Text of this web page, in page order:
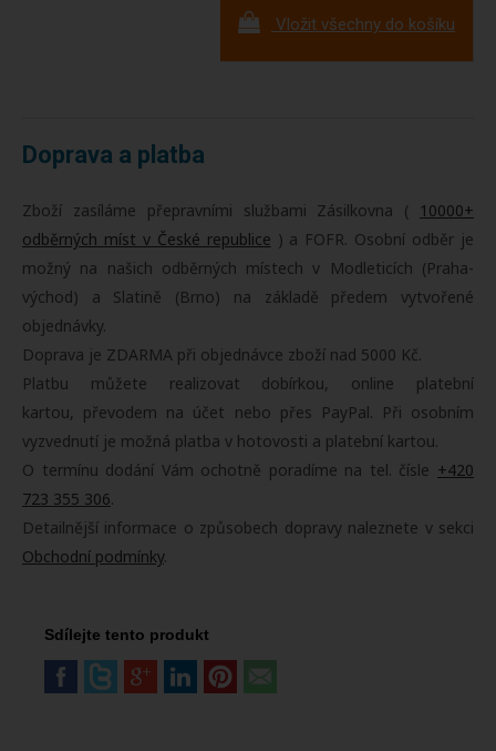
Vložit všechny do košíku
Doprava a platba
Zboží zasíláme přepravními službami Zásilkovna (
10000+
odběrných míst v České republice ) a FOFR. Osobní odběr je
možný na našich odběrných místech v Modleticích (Praha-
východ) a Slatině (Brno) na základě předem vytvořené
objednávky.
Doprava je ZDARMA při objednávce zboží nad 5000 Kč.
Platbu můžete realizovat dobírkou, online platební
kartou, převodem na účet nebo přes PayPal. Při osobním
vyzvednutí je možná platba v hotovosti a platební kartou.
O termínu dodání Vám ochotně poradíme na tel. čísle +420
723 355 306.
Detailnější informace o způsobech dopravy naleznete v sekci
Obchodní podmínky.
Sdílejte tento produkt